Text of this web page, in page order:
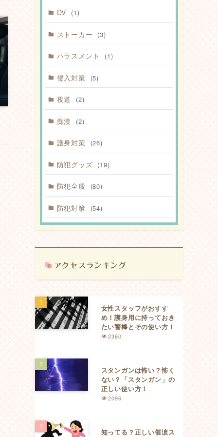
DV (1)
ストーカー (3)
ハラスメント (1)
侵入対策 (5)
夜道 (2)
痴漢 (2)
護身対策 (26)
防犯グッズ (19)
防犯全般 (80)
防犯対策 (54)
女性スタッフがおすす
め！護身用に持っておき
たい警棒とその使い方！
2360
スタンガンは怖い？怖く
ない？「スタンガン」の
正しい使い方！
2096
知ってる？正しい催涙ス